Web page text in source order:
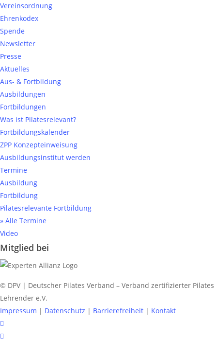
Vereinsordnung
Ehrenkodex
Spende
Newsletter
Presse
Aktuelles
Aus- & Fortbildung
Ausbildungen
Fortbildungen
Was ist Pilatesrelevant?
Fortbildungskalender
ZPP Konzepteinweisung
Ausbildungsinstitut werden
Termine
Ausbildung
Fortbildung
Pilatesrelevante Fortbildung
» Alle Termine
Video
Mitglied bei
© DPV | Deutscher Pilates Verband – Verband zertifizierter Pilates
Lehrender e.V.
Impressum | Datenschutz | Barrierefreiheit | Kontakt
facebook
youtube